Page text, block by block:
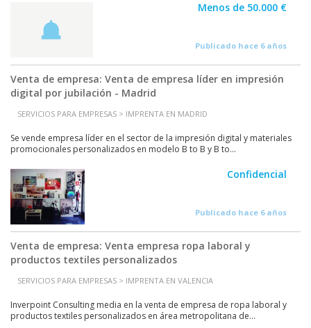
Menos de 50.000 €
Publicado hace 6 años
Venta de empresa: Venta de empresa líder en impresión
digital por jubilación - Madrid
SERVICIOS PARA EMPRESAS > IMPRENTA EN MADRID
Se vende empresa líder en el sector de la impresión digital y materiales
promocionales personalizados en modelo B to B y B to...
Confidencial
Publicado hace 6 años
Venta de empresa: Venta empresa ropa laboral y
productos textiles personalizados
SERVICIOS PARA EMPRESAS > IMPRENTA EN VALENCIA
Inverpoint Consulting media en la venta de empresa de ropa laboral y
productos textiles personalizados en área metropolitana de...